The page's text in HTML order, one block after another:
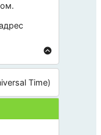
.
Time)